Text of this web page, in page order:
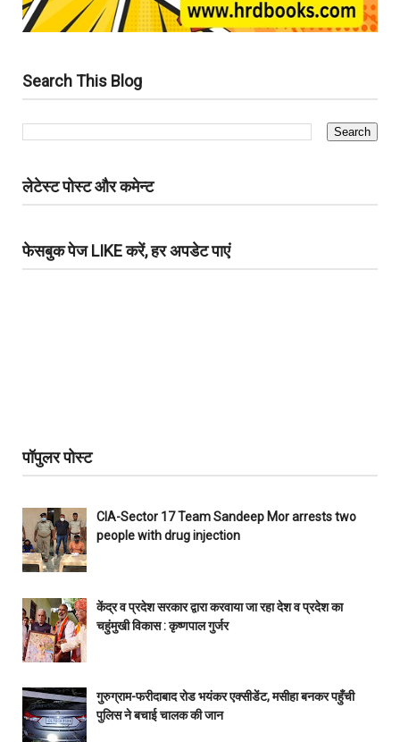
Search This Blog
लेटेस्ट पोस्ट और कमेन्ट
फेसबुक पेज LIKE करें, हर अपडेट पाएं
पॉपुलर पोस्ट
CIA-Sector 17 Team Sandeep Mor arrests two
people with drug injection
केंद्र व प्रदेश सरकार द्वारा करवाया जा रहा देश व प्रदेश का
चहुंमुखी विकास : कृष्णपाल गुर्जर
गुरुग्राम-फरीदाबाद रोड भयंकर एक्सीडेंट, मसीहा बनकर पहुँची
पुलिस ने बचाई चालक की जान